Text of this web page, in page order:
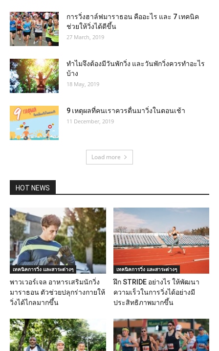
การวิ่งฮาล์ฟมาราธอน คืออะไร และ 7 เทคนิค
ช่วยให้วิ่งได้ดีขึ้น
27 March, 2019
ทำไมจึงต้องมีวันพักวิ่ง และวันพักวิ่งควรทำอะไร
บ้าง
18 May, 2019
9 เหตุผลที่คนเราควรตื่นมาวิ่งในตอนเช้า
11 December, 2019
Load more
HOT NEWS
เทคนิคการวิ่ง และสาระต่างๆ
พาวเวอร์เจล อาหารเสริมนักวิ่ง
มาราธอน ตัวช่วยปลุกร่างกายให้
วิ่งได้ไกลมากขึ้น
เทคนิคการวิ่ง และสาระต่างๆ
ฝึก STRIDE อย่างไร ให้พัฒนา
ความเร็วในการวิ่งได้อย่างมี
ประสิทธิภาพมากขึ้น